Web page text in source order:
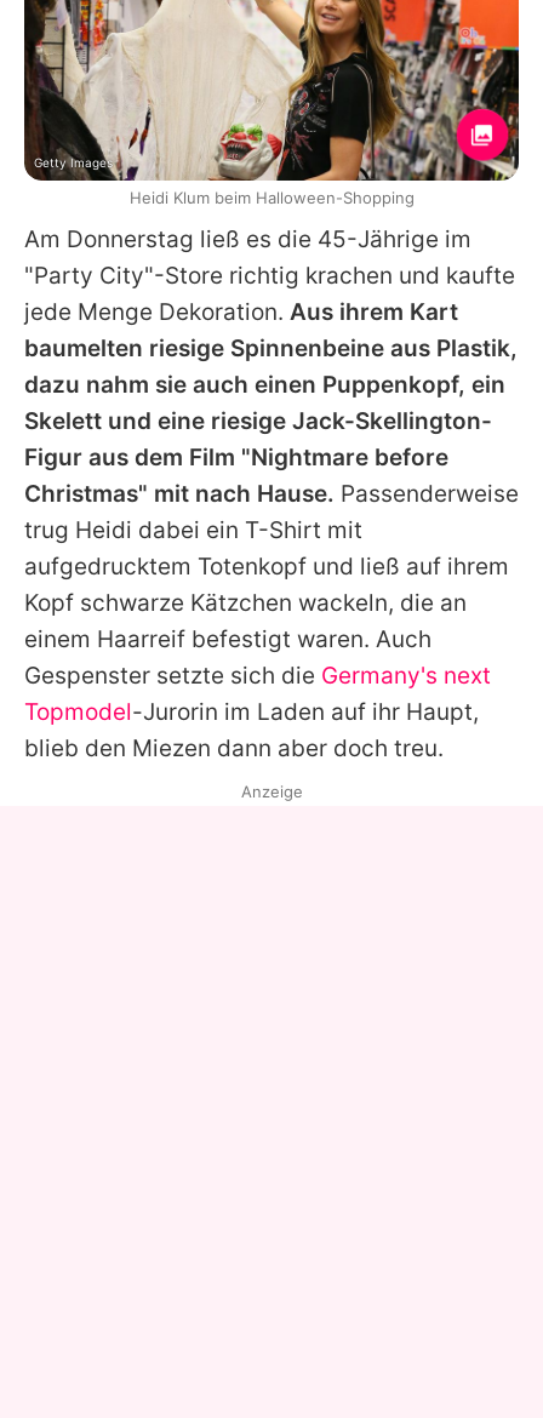
Am Donnerstag ließ es die 45-Jährige im
"Party City"-Store richtig krachen und kaufte
jede Menge Dekoration. Aus ihrem Kart
baumelten riesige Spinnenbeine aus Plastik,
dazu nahm sie auch einen Puppenkopf, ein
Skelett und eine riesige Jack-Skellington-
Figur aus dem Film "Nightmare before
Christmas" mit nach Hause. Passenderweise
trug Heidi dabei ein T-Shirt mit
aufgedrucktem Totenkopf und ließ auf ihrem
Kopf schwarze Kätzchen wackeln, die an
einem Haarreif befestigt waren. Auch
Gespenster setzte sich die Germany's next
Topmodel-Jurorin im Laden auf ihr Haupt,
blieb den Miezen dann aber doch treu.
Getty Images
Heidi Klum beim Halloween-Shopping
Anzeige